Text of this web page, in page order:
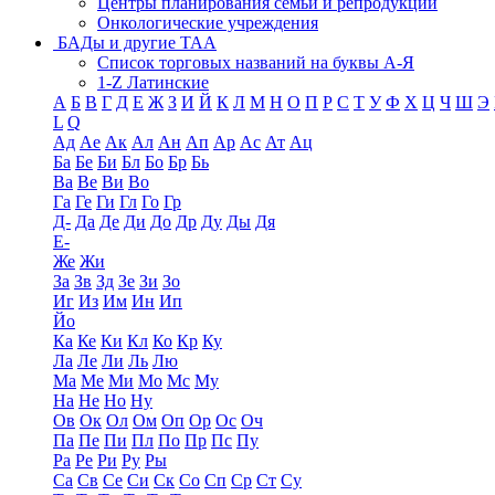
Онкологические учреждения
БАДы и другие ТАА
Список торговых названий на буквы А-Я
1-Z Латинские
А Б В Г Д Е Ж З И Й К Л М Н О П Р С Т У Ф Х Ц Ч Ш Э
L Q
Ад Ае Ак Ал Ан Ап Ар Ас Ат Ац
Ба Бе Би Бл Бо Бр Бь
Ва Ве Ви Во
Га Ге Ги Гл Го Гр
Д- Да Де Ди До Др Ду Ды Дя
Е-
Же Жи
За Зв Зд Зе Зи Зо
Иг Из Им Ин Ип
Йо
Ка Ке Ки Кл Ко Кр Ку
Ла Ле Ли Ль Лю
Ма Ме Ми Мо Мс Му
На Не Но Ну
Ов Ок Ол Ом Оп Ор Ос Оч
Па Пе Пи Пл По Пр Пс Пу
Ра Ре Ри Ру Ры
Са Св Се Си Ск Со Сп Ср Ст Су